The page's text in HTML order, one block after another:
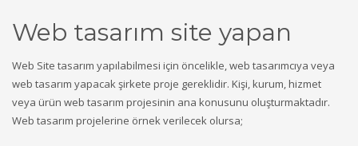
Web tasarım site yapan
Web Site tasarım yapılabilmesi için öncelikle, web tasarımcıya veya
web tasarım yapacak şirkete proje gereklidir. Kişi, kurum, hizmet
veya ürün web tasarım projesinin ana konusunu oluşturmaktadır.
Web tasarım projelerine örnek verilecek olursa;